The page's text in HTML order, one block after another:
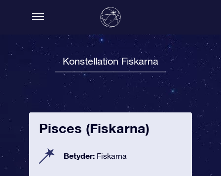
Konstellation Fiskarna
Pisces (Fiskarna)
Betyder: Fiskarna